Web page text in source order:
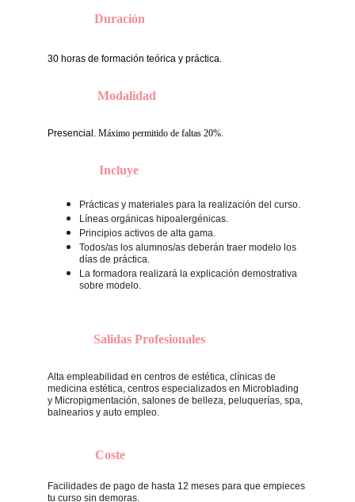
Incluye
Prácticas y materiales para la realización del curso.
Líneas orgánicas hipoalergénicas.
Principios activos de alta gama.
Todos/as los alumnos/as deberán traer modelo los
días de práctica.
La formadora realizará la explicación demostrativa
sobre modelo.
Duración
30 horas de formación teórica y práctica.
Salidas Profesionales
Alta empleabilidad en centros de estética, clínicas de
medicina estética, centros especializados en Microblading
y Micropigmentación, salones de belleza, peluquerías, spa,
balnearios y auto empleo.
Modalidad
Presencial. Máximo permitido de faltas 20%.
Facilidades de pago de hasta 12 meses para que empieces
tu curso sin demoras.
Coste